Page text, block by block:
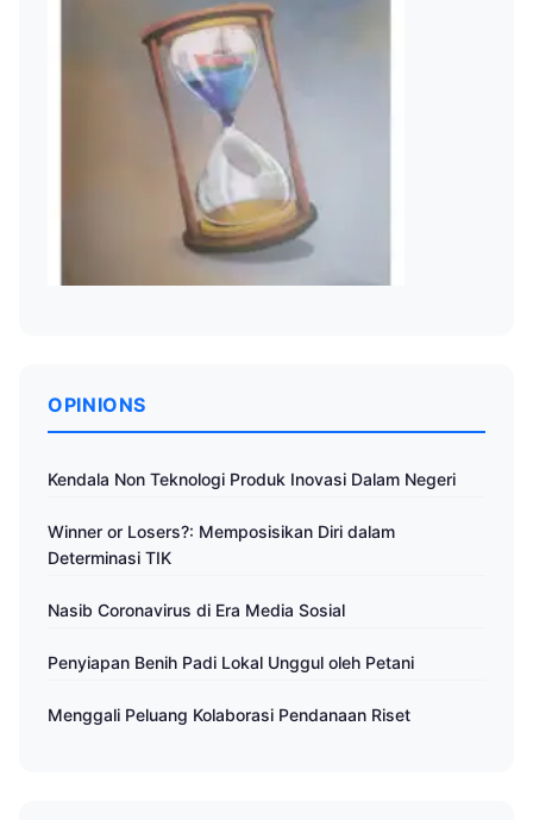
OPINIONS
Kendala Non Teknologi Produk Inovasi Dalam Negeri
Winner or Losers?: Memposisikan Diri dalam
Determinasi TIK
Nasib Coronavirus di Era Media Sosial
Penyiapan Benih Padi Lokal Unggul oleh Petani
Menggali Peluang Kolaborasi Pendanaan Riset